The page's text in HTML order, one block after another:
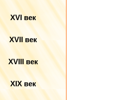
XVI век
XVII век
XVIII век
XIX век